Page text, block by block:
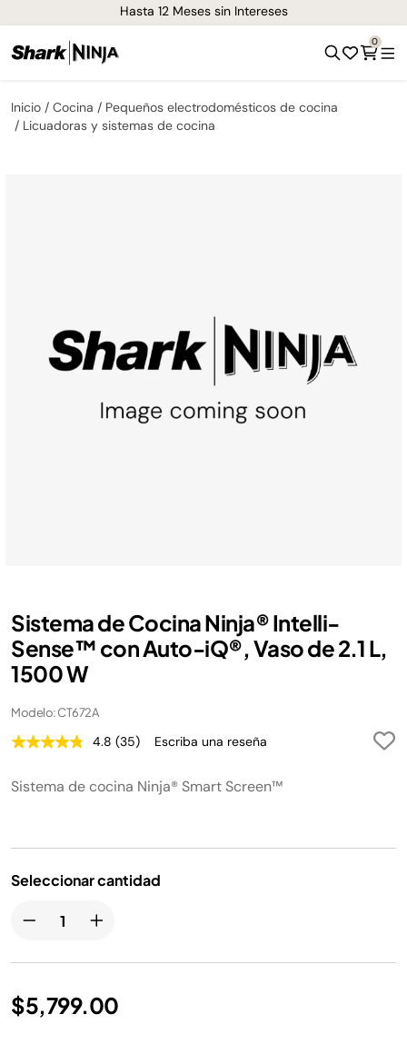
Hasta 12 Meses sin Intereses
0
Inicio Cocina
Pequeños electrodomésticos de cocina
Licuadoras y sistemas de cocina
Sistema de Cocina Ninja® Intelli-
Sense™ con Auto-iQ®, Vaso de 2.1 L,
1500 W
Modelo: CT672A
4.8 Lea
reseñas.
Enlace
página.
(35) Escriba una reseña
Sistema de cocina Ninja® Smart Screen™
Seleccionar cantidad
$5,799.00